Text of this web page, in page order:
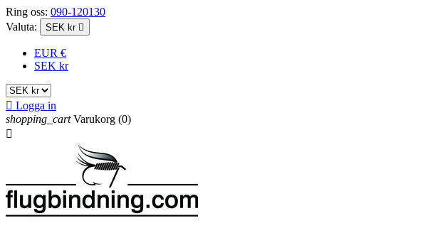
Ring oss: 090-120130
Valuta:
SEK kr 
EUR €
SEK kr
 Logga in
shopping_cart Varukorg (0)
